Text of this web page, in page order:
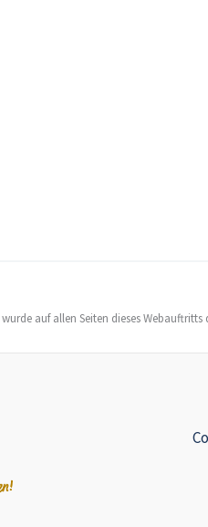
auf allen Seiten dieses